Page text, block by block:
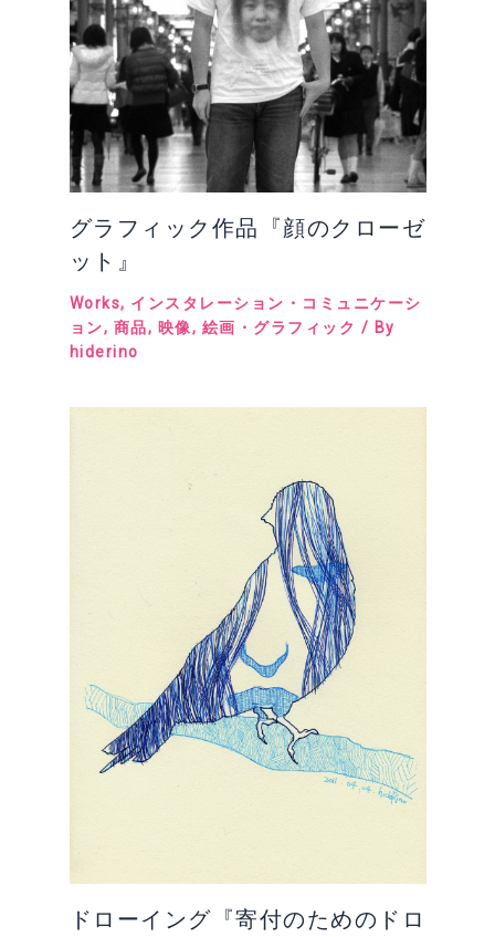
グラフィック作品『顔のクローゼ
ット』
Works, インスタレーション・コミュニケーシ
ョン, 商品, 映像, 絵画・グラフィック / By
hiderino
ドローイング『寄付のためのドロ